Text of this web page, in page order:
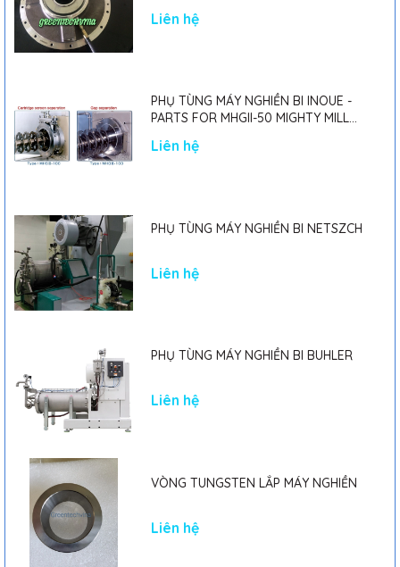
Liên hệ
PHỤ TÙNG MÁY NGHIỀN BI INOUE -
PARTS FOR MHGII-50 MIGHTY MILL
Liên hệ
PHỤ TÙNG MÁY NGHIỀN BI NETSZCH
Liên hệ
PHỤ TÙNG MÁY NGHIỀN BI BUHLER
Liên hệ
VÒNG TUNGSTEN LẮP MÁY NGHIỀN
Liên hệ